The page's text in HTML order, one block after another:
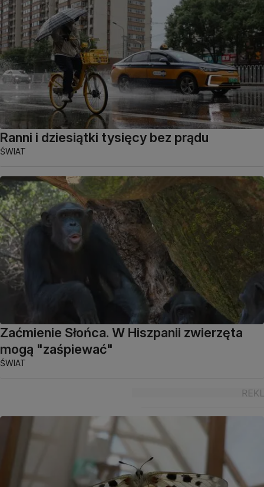
Ranni i dziesiątki tysięcy bez prądu
ŚWIAT
Zaćmienie Słońca. W Hiszpanii zwierzęta
mogą "zaśpiewać"
ŚWIAT